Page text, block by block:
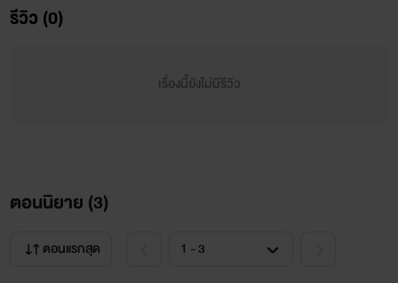
ทั้งที่ทุกอย่างมันควรจะราบลื่น เป็นไปได้ด้วยดี ทุกอย่างเฟอร์
เมื่อเพลย์บอยตัวพ่ออย่างฮิโรโตะ ทัตสึกิและยามาซากิ ริโอ
เป็นคำขาด........
รีวิว (0)
เรื่องนี้ยังไม่มีรีวิว
ตอนนิยาย (3)
ตอนแรกสุด